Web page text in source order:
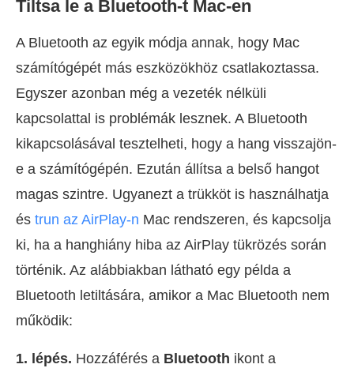
Tiltsa le a Bluetooth-t Mac-en
A Bluetooth az egyik módja annak, hogy Mac
számítógépét más eszközökhöz csatlakoztassa.
Egyszer azonban még a vezeték nélküli
kapcsolattal is problémák lesznek. A Bluetooth
kikapcsolásával tesztelheti, hogy a hang visszajön-
e a számítógépén. Ezután állítsa a belső hangot
magas szintre. Ugyanezt a trükköt is használhatja
és trun az AirPlay-n Mac rendszeren, és kapcsolja
ki, ha a hanghiány hiba az AirPlay tükrözés során
történik. Az alábbiakban látható egy példa a
Bluetooth letiltására, amikor a Mac Bluetooth nem
működik:
1. lépés. Hozzáférés a Bluetooth ikont a